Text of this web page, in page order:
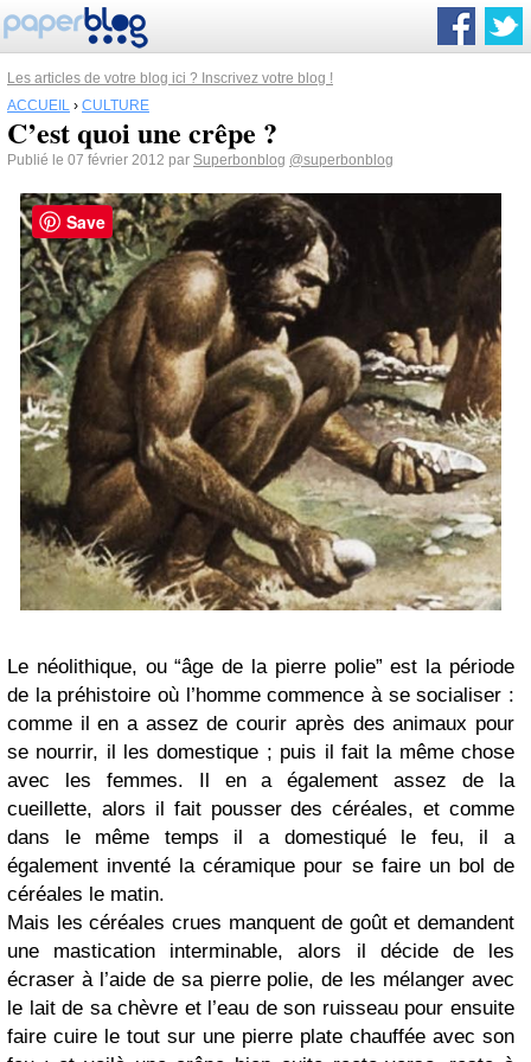
Les articles de votre blog ici ? Inscrivez votre blog !
ACCUEIL › CULTURE
C’est quoi une crêpe ?
Publié le 07 février 2012 par Superbonblog @superbonblog
Le néolithique, ou “âge de la pierre polie” est la période
de la préhistoire où l’homme commence à se socialiser :
comme il en a assez de courir après des animaux pour
se nourrir, il les domestique ; puis il fait la même chose
avec les femmes. Il en a également assez de la
cueillette, alors il fait pousser des céréales, et comme
dans le même temps il a domestiqué le feu, il a
également inventé la céramique pour se faire un bol de
céréales le matin.
Mais les céréales crues manquent de goût et demandent
une mastication interminable, alors il décide de les
écraser à l’aide de sa pierre polie, de les mélanger avec
le lait de sa chèvre et l’eau de son ruisseau pour ensuite
faire cuire le tout sur une pierre plate chauffée avec son
Save